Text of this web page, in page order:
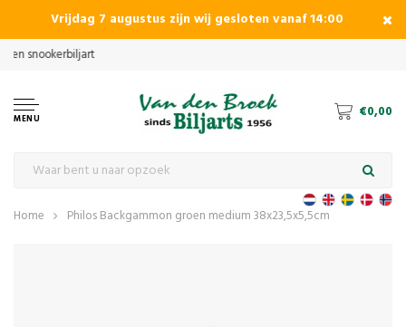
Vrijdag 7 augustus zijn wij gesloten vanaf 14:00
MENU €0,00
Home Philos Backgammon groen medium 38x23,5x5,5cm